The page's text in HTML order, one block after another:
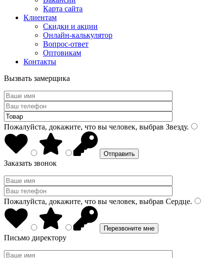
Карта сайта
Клиентам
Скидки и акции
Онлайн-калькулятор
Вопрос-ответ
Оптовикам
Контакты
Вызвать замерщика
Пожалуйста, докажите, что вы человек, выбрав Звезду.
Заказать звонок
Пожалуйста, докажите, что вы человек, выбрав Сердце.
Письмо директору